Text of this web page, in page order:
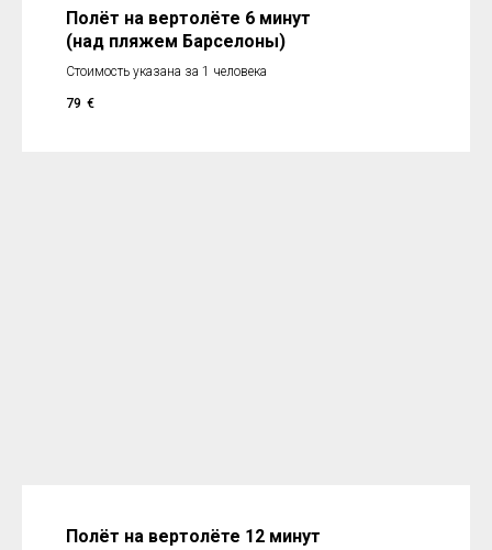
Полёт на вертолёте 6 минут
(над пляжем Барселоны)
Стоимость указана за 1 человека
79 €
Полёт на вертолёте 12 минут